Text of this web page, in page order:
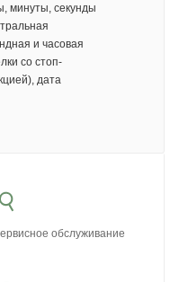
минуты, секунды
и часовая
со стоп-
дата
обслуживание